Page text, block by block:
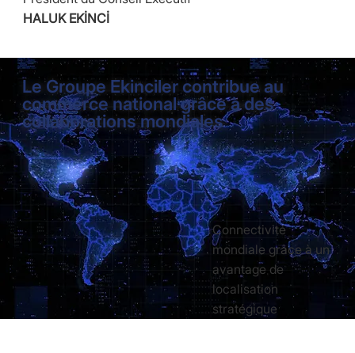
HALUK EKİNCİ
Le Groupe Ekinciler contribue au
commerce national grâce à des
collaborations mondiales
Connectivité
mondiale grâce à un
avantage de
localisation
stratégique